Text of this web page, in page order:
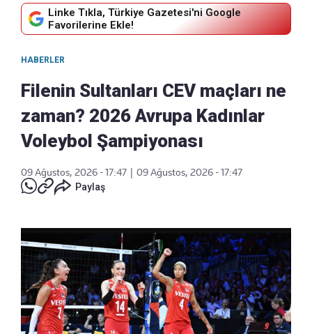
Linke Tıkla, Türkiye Gazetesi'ni Google
Favorilerine Ekle!
HABERLER
Filenin Sultanları CEV maçları ne
zaman? 2026 Avrupa Kadınlar
Voleybol Şampiyonası
09 Ağustos, 2026 - 17:47 | 09 Ağustos, 2026 - 17:47
Paylaş